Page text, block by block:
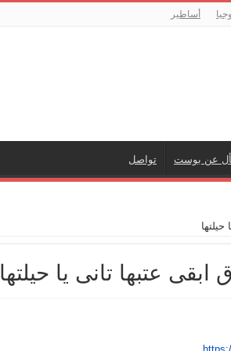
أساطير
عن بوست تواصل
حيلتها
ابقى عتبها تانى يا حيلتها